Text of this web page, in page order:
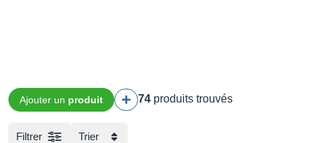
Ajouter un produit 74 produits trouvés
Filtrer Trier